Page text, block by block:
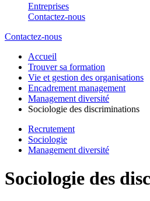
Entreprises
Contactez-nous
Contactez-nous
Accueil
Trouver sa formation
Vie et gestion des organisations
Encadrement management
Management diversité
Sociologie des discriminations
Recrutement
Sociologie
Management diversité
Sociologie des